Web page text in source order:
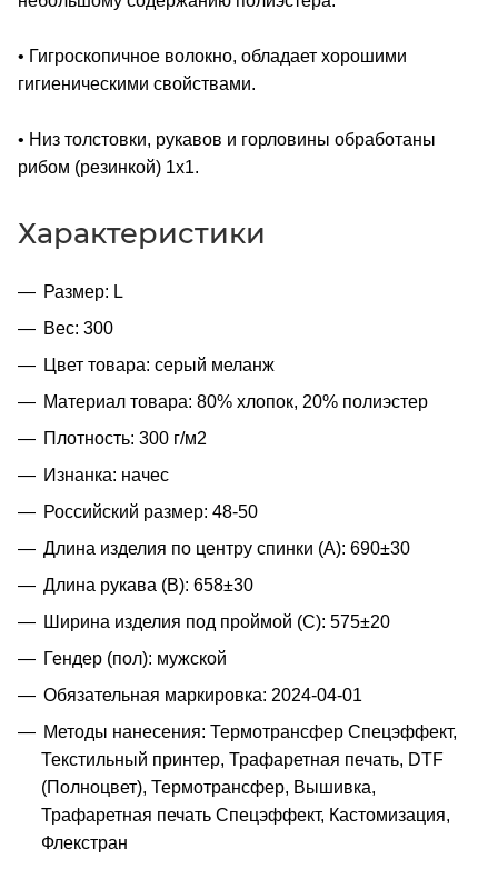
• Гигроскопичное волокно, обладает хорошими
гигиеническими свойствами.
• Низ толстовки, рукавов и горловины обработаны
рибом (резинкой) 1x1.
Характеристики
Размер: L
Вес: 300
Цвет товара: серый меланж
Материал товара: 80% хлопок, 20% полиэстер
Плотность: 300 г/м2
Изнанка: начес
Российский размер: 48-50
Длина изделия по центру спинки (A): 690±30
Длина рукава (B): 658±30
Ширина изделия под проймой (С): 575±20
Гендер (пол): мужской
Обязательная маркировка: 2024-04-01
Методы нанесения: Термотрансфер Спецэффект,
Текстильный принтер, Трафаретная печать, DTF
(Полноцвет), Термотрансфер, Вышивка,
Трафаретная печать Спецэффект, Кастомизация,
Флекстран